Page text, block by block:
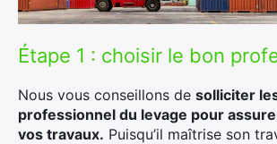
Étape 1 : choisir le bon
Nous vous conseillons de solliciter
professionnel du levage pour
vos travaux. Puisqu’il maîtrise son